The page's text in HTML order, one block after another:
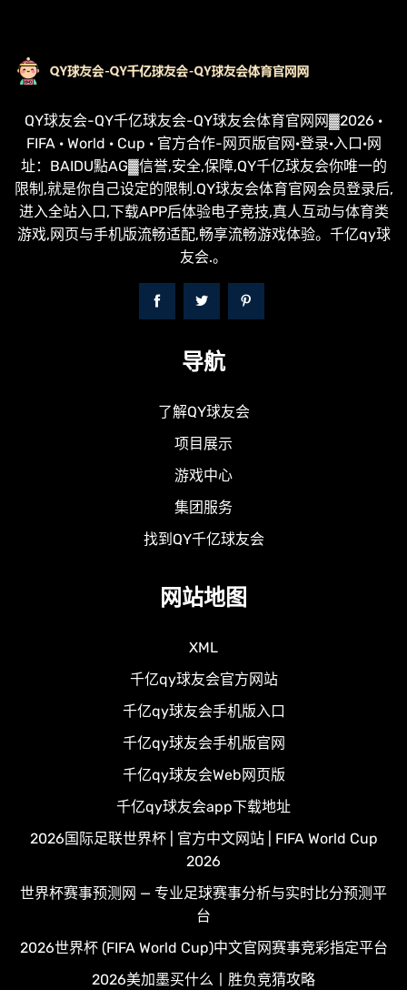
QY球友会-QY千亿球友会-QY球友会体育官网网▓2026 ·
FIFA · World · Cup · 官方合作-网页版官网·登录·入口·网
址：BAIDU點AG▓信誉,安全,保障,QY千亿球友会你唯一的
限制,就是你自己设定的限制.QY球友会体育官网会员登录后,
进入全站入口,下载APP后体验电子竞技,真人互动与体育类
游戏,网页与手机版流畅适配,畅享流畅游戏体验。千亿qy球
友会.。
导航
了解QY球友会
项目展示
游戏中心
集团服务
找到QY千亿球友会
网站地图
XML
千亿qy球友会官方网站
千亿qy球友会手机版入口
千亿qy球友会手机版官网
千亿qy球友会Web网页版
千亿qy球友会app下载地址
2026国际足联世界杯 | 官方中文网站 | FIFA World Cup
2026
世界杯赛事预测网 — 专业足球赛事分析与实时比分预测平
台
2026世界杯 (FIFA World Cup)中文官网赛事竞彩指定平台
2026美加墨买什么丨胜负竞猜攻略